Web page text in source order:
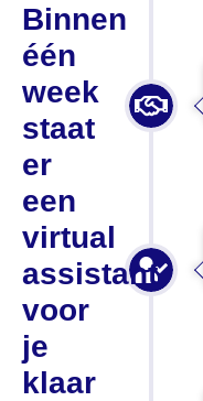
Binnen
één
week
staat
er
een
virtual
assistant
voor
je
klaar